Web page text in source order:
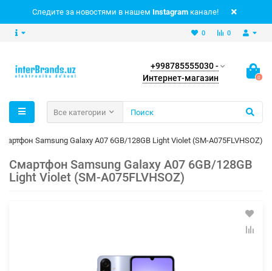
Следите за новостями в нашем Instagram канале!
0
0
+998785555030 -
Интернет-магазин
0
Все категории
Samsung Galaxy A07 6GB/128GB Light Violet (SM-A075FLVHSOZ)
Смартфон Samsung Galaxy A07 6GB/128GB
Light Violet (SM-A075FLVHSOZ)